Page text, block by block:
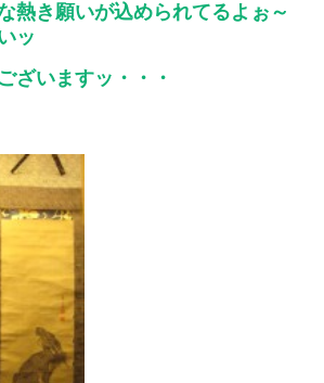
熱き願いが込められてるよぉ～
ッ
ざいますッ・・・